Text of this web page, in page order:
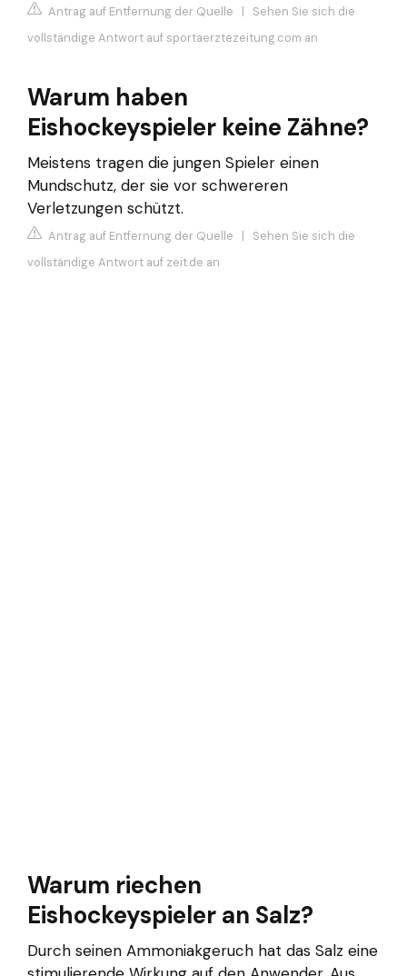
Antrag auf Entfernung der Quelle | Sehen Sie sich die
vollständige Antwort auf sportaerztezeitung.com an
Warum haben
Eishockeyspieler keine Zähne?
Meistens tragen die jungen Spieler einen
Mundschutz, der sie vor schwereren
Verletzungen schützt.
Antrag auf Entfernung der Quelle | Sehen Sie sich die
vollständige Antwort auf zeit.de an
Warum riechen
Eishockeyspieler an Salz?
Durch seinen Ammoniakgeruch hat das Salz eine